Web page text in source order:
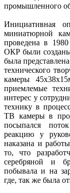
промышленного
Инициативная
миниатюрной
проведена в
ОКР были
была
технического
камеры
приемлемые
интерес у
технику в
ТВ камеры в
посыпался
реакцию у
наказана и
то, что
серебряной и
побывала и на
где, так же была